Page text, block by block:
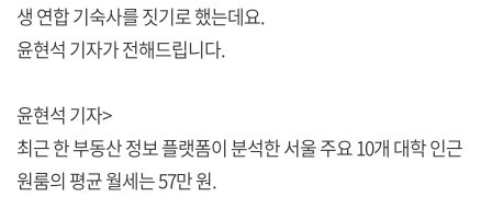
생 연합 기숙사를 짓기로 했는데요.
윤현석 기자가 전해드립니다.
윤현석 기자>
최근 한 부동산 정보 플랫폼이 분석한 서울 주요 10개 대학 인근
원룸의 평균 월세는 57만 원.